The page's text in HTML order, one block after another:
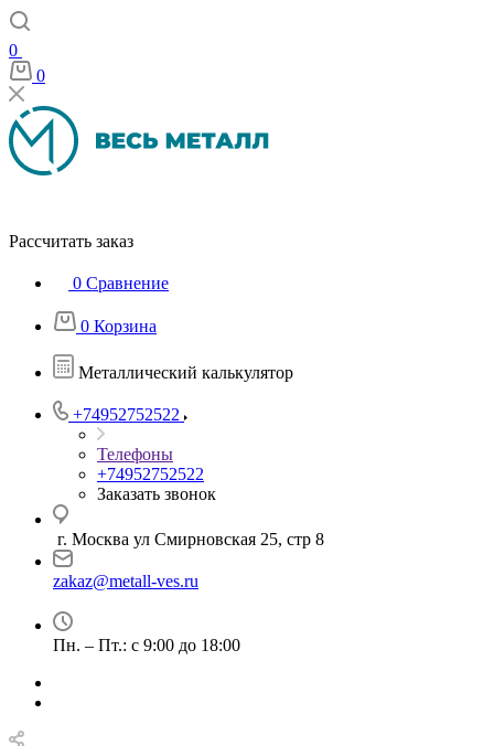
0
0
Рассчитать заказ
0 Сравнение
0 Корзина
Металлический калькулятор
+74952752522
Телефоны
+74952752522
Заказать звонок
г. Москва ул Смирновская 25, стр 8
zakaz@metall-ves.ru
Пн. – Пт.: с 9:00 до 18:00